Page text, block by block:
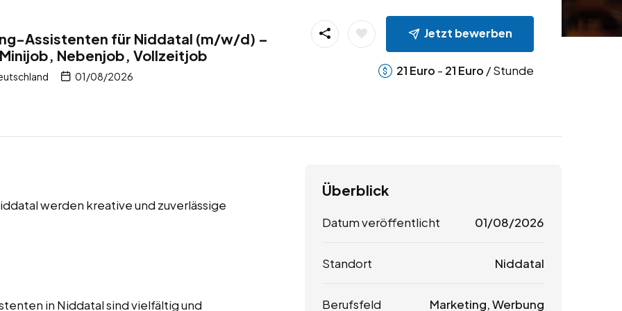
Assistenten für Niddatal (m/w/d) –
Nebenjob, Vollzeitjob
01/08/2026
Jetzt bewerben
21 Euro - 21 Euro / Stunde
werden kreative und zuverlässige
in Niddatal sind vielfältig und
Überblick
Datum veröffentlicht 01/08/2026
Standort Niddatal
Berufsfeld Marketing, Werbung